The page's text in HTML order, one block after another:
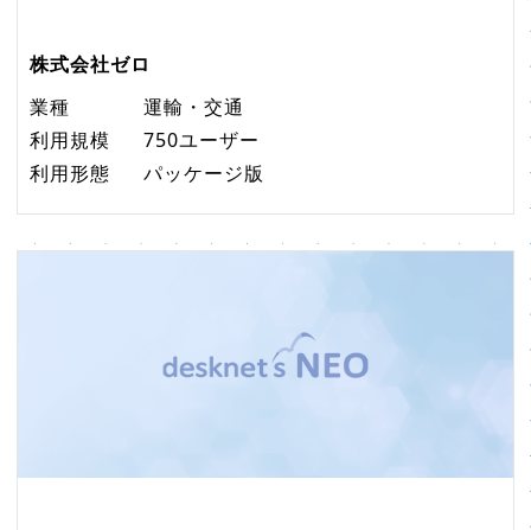
株式会社ゼロ
業種
運輸・交通
利用規模
750ユーザー
利用形態
パッケージ版